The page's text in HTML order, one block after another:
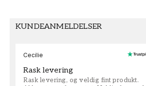
KUNDEANMELDELSER
Cecilie
Rask levering
Rask levering, og veldig fint produkt.